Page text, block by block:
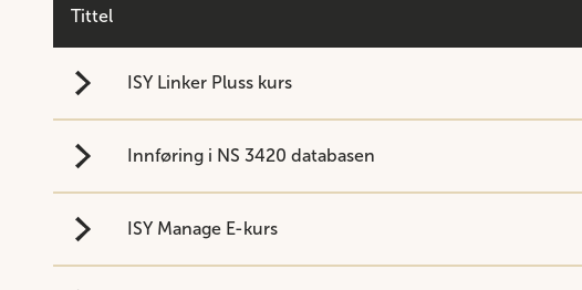
Tittel
ISY Linker Pluss kurs
Innføring i NS 3420 databasen
ISY Manage E-kurs